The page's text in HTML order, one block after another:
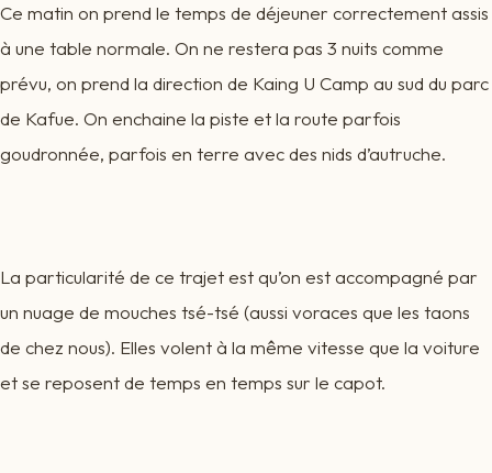
Ce matin on prend le temps de déjeuner correctement assis
à une table normale. On ne restera pas 3 nuits comme
prévu, on prend la direction de Kaing U Camp au sud du parc
de Kafue. On enchaine la piste et la route parfois
goudronnée, parfois en terre avec des nids d’autruche.
La particularité de ce trajet est qu’on est accompagné par
un nuage de mouches tsé-tsé (aussi voraces que les taons
de chez nous). Elles volent à la même vitesse que la voiture
et se reposent de temps en temps sur le capot.